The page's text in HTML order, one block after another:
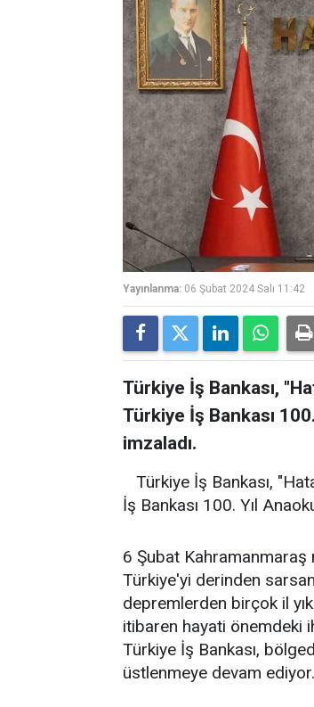
Yayınlanma: 06 Şubat 2024 Salı 11:42
Türkiye İş Bankası,
Türkiye İş Bankası
imzaladı.
Türkiye İş Bankası,
İş Bankası 100. Yıl
6 Şubat
Türkiye'yi derinden
depremlerden birçok il
itibaren hayati önemdeki
Türkiye İş Bankası,
üstlenmeye devam ediyor.